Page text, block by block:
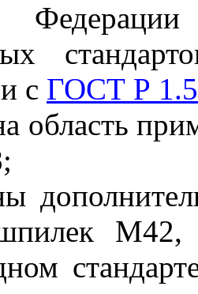
Федерации
с ГОСТ Р 1.5
область
М